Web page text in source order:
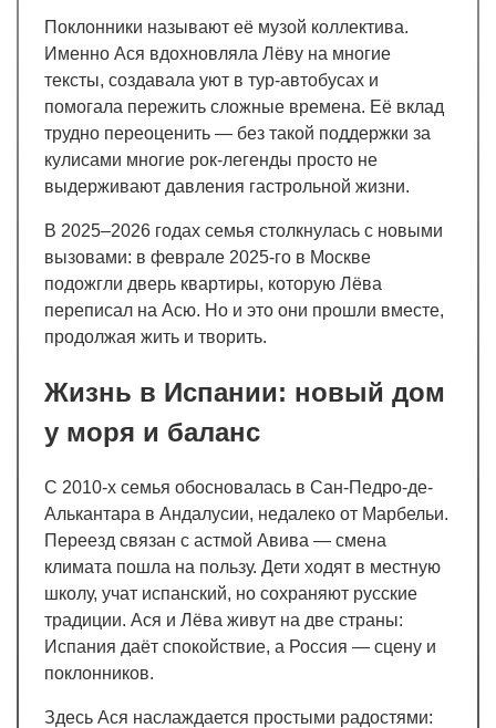
Поклонники называют её музой коллектива.
Именно Ася вдохновляла Лёву на многие
тексты, создавала уют в тур-автобусах и
помогала пережить сложные времена. Её вклад
трудно переоценить — без такой поддержки за
кулисами многие рок-легенды просто не
выдерживают давления гастрольной жизни.
В 2025–2026 годах семья столкнулась с новыми
вызовами: в феврале 2025-го в Москве
подожгли дверь квартиры, которую Лёва
переписал на Асю. Но и это они прошли вместе,
продолжая жить и творить.
Жизнь в Испании: новый дом
у моря и баланс
С 2010-х семья обосновалась в Сан-Педро-де-
Алькантара в Андалусии, недалеко от Марбельи.
Переезд связан с астмой Авива — смена
климата пошла на пользу. Дети ходят в местную
школу, учат испанский, но сохраняют русские
традиции. Ася и Лёва живут на две страны:
Испания даёт спокойствие, а Россия — сцену и
поклонников.
Здесь Ася наслаждается простыми радостями: